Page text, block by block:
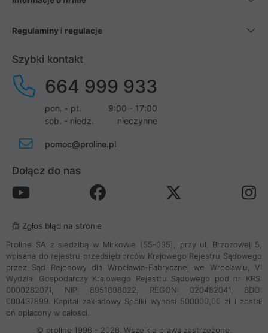
Regulaminy i regulacje
Szybki kontakt
664 999 933
pon. - pt.
9:00 - 17:00
sob. - niedz.
nieczynne
pomoc@proline.pl
Dołącz do nas
Zgłoś błąd na stronie
Proline SA z siedzibą w Mirkowie (55-095), przy ul. Brzozowej 5,
wpisana do rejestru przedsiębiorców Krajowego Rejestru Sądowego
przez Sąd Rejonowy dla Wrocławia-Fabrycznej we Wrocławiu, VI
Wydział Gospodarczy Krajowego Rejestru Sądowego pod nr KRS:
0000282071, NIP: 8951898022, REGON: 020482041, BDO:
000437899. Kapitał zakładowy Spółki wynosi 500000,00 zł i został
on opłacony w całości.
© proline 1996 - 2026. Wszelkie prawa zastrzeżone.